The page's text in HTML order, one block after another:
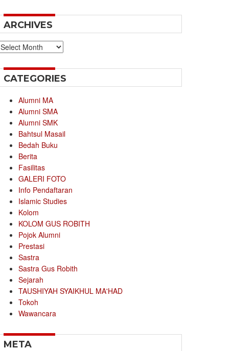
ARCHIVES
Archives
CATEGORIES
Alumni MA
Alumni SMA
Alumni SMK
Bahtsul Masail
Bedah Buku
Berita
Fasilitas
GALERI FOTO
Info Pendaftaran
Islamic Studies
Kolom
KOLOM GUS ROBITH
Pojok Alumni
Prestasi
Sastra
Sastra Gus Robith
Sejarah
TAUSHIYAH SYAIKHUL MA'HAD
Tokoh
Wawancara
META